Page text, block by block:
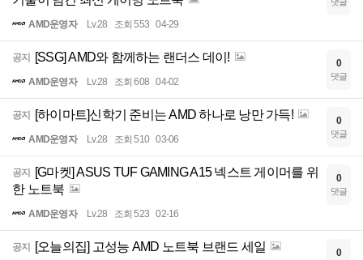
AMD운영자 Lv.28 조회 553 04-29
공지 [SSG] AMD와 함께하는 랜더스 데이!
AMD운영자 Lv.28 조회 608 04-02
0
댓글
공지 [하이마트]신학기 준비는 AMD 하나로 낭만 가득!
AMD운영자 Lv.28 조회 510 03-06
0
댓글
공지
[G마켓] ASUS TUF GAMING A15 넥스트 게이머를 위
한 노트북
AMD운영자 Lv.28 조회 523 02-16
0
댓글
공지 [오늘의집] 고성능 AMD 노트북 브랜드 세일 0